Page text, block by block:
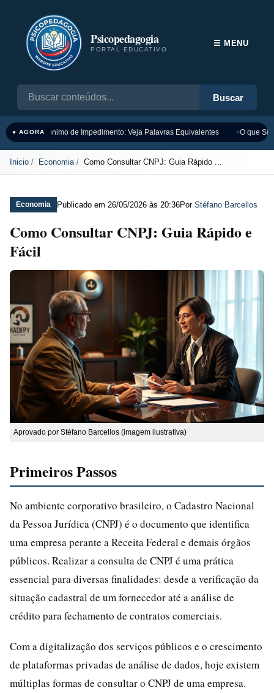
Psicopedagogia
PORTAL EDUCATIVO
Buscar
☰ MENU
● AGORASinônimo de Impedimento: Veja Palavras Equivalentes O que
Inicio Economia Como Consultar CNPJ: Guia Rápido ...
Economia Publicado em 26/05/2026 às 20:36Por Stéfano Barcellos
Como Consultar CNPJ: Guia Rápido e
Fácil
Aprovado por Stéfano Barcellos (imagem ilustrativa)
Primeiros Passos
No ambiente corporativo brasileiro, o Cadastro Nacional
da Pessoa Jurídica (CNPJ) é o documento que identifica
uma empresa perante a Receita Federal e demais órgãos
públicos. Realizar a consulta de CNPJ é uma prática
essencial para diversas finalidades: desde a verificação da
situação cadastral de um fornecedor até a análise de
crédito para fechamento de contratos comerciais.
Com a digitalização dos serviços públicos e o crescimento
de plataformas privadas de análise de dados, hoje existem
múltiplas formas de consultar o CNPJ de uma empresa.